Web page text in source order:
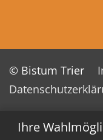
Ihre
© Bistum Trier